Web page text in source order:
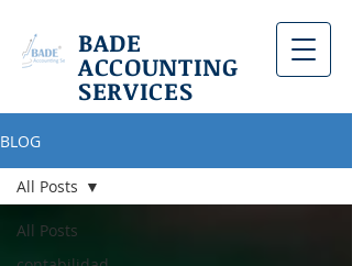
BADE
ACCOUNTING
SERVICES
BLOG
All Posts
All Posts